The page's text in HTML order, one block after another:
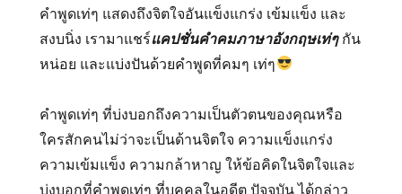
คำพูดเท่ๆ แสดงถึงจิตใจอันแข็งแกร่ง เข้มแข็ง และ
สงบนิ่ง เรามาแชร์แคปชั่นคำคมภาษาอังกฤษเท่ๆกัน
หน่อย และแบ่งปันด้วยคำพูดที่คมๆ เท่ๆ
คำพูดเท่ๆ ที่บ่งบอกถึงความเป็นตัวตนของคุณหรือ
ใครสักคนไม่ว่าจะเป็นด้านจิตใจ ความแข็งแกร่ง
ความเข้มแข็ง ความกล้าหาญ ให้ข้อคิดในจิตใจและ
บ่งบอกที่คำพูดเท่ๆ ที่บุคคลในอดีต ปัจจุบัน ได้กล่าว